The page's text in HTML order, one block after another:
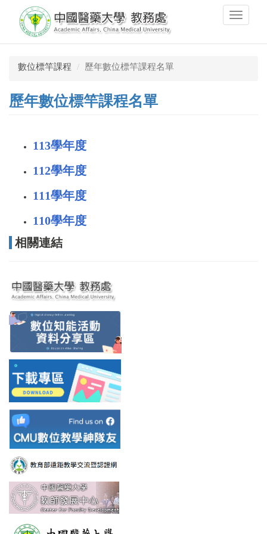
content
Toggle
數位標竿課程 歷年數位標竿課程名單
歷年數位標竿課程名單
113學年度
112學年度
111學年度
110學年度
相關連結